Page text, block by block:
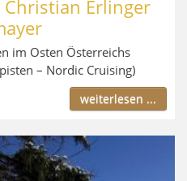
Erlinger
im Osten Österreichs
– Nordic Cruising)
weiterlesen ...